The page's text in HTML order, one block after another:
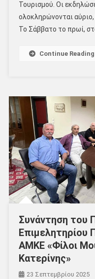
Τουρισμού. Οι
ολοκληρώνονται
Το Σάββατο το πρωί,
Continue Reading
Συνάντηση του
Επιμελητηρίου
ΑΜΚΕ «Φίλοι
Κατερίνης»
23 Σεπτεμβρίου 2025